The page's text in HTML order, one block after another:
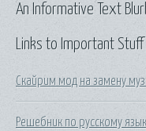
Links to Important Stuff
Скайрим мод на замену
Решебник по русскому
An Informative Text